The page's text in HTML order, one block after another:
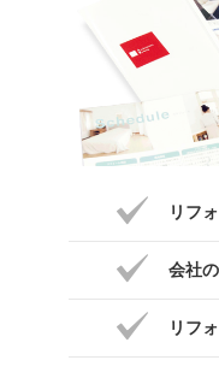
リフ
会社
リフ